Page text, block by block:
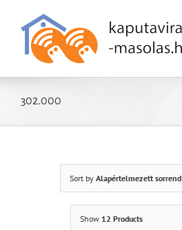
Kihagyás
302.000
Sort by Alapértelmezett sorrend
Show 12 Products